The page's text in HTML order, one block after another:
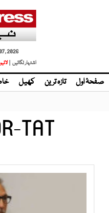
2026
اشتہار لگائیں |
صفحۂ اول تازہ ترین کھیل
TAT